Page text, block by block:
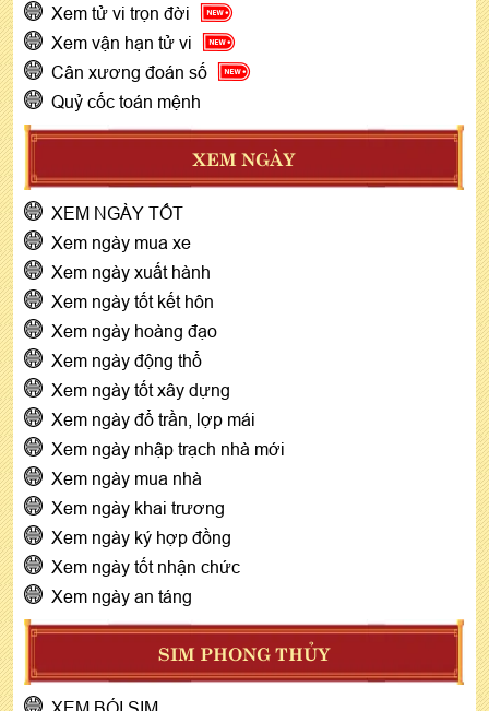
Xem tử vi trọn đời
Xem vận hạn tử vi
Cân xương đoán số
Quỷ cốc toán mệnh
XEM NGÀY
XEM NGÀY TỐT
Xem ngày mua xe
Xem ngày xuất hành
Xem ngày tốt kết hôn
Xem ngày hoàng đạo
Xem ngày động thổ
Xem ngày tốt xây dựng
Xem ngày đổ trần, lợp mái
Xem ngày nhập trạch nhà mới
Xem ngày mua nhà
Xem ngày khai trương
Xem ngày ký hợp đồng
Xem ngày tốt nhận chức
Xem ngày an táng
SIM PHONG THỦY